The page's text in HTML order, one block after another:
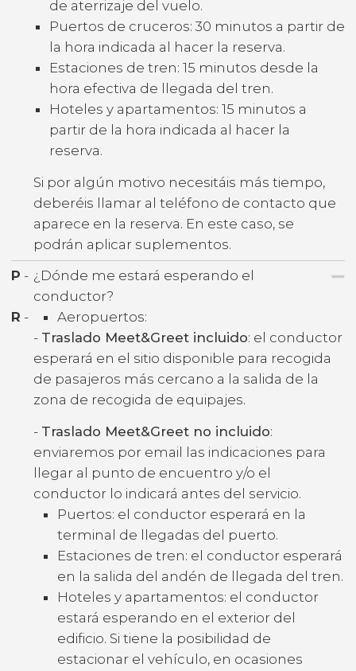
de aterrizaje del vuelo.
Puertos de cruceros: 30 minutos a partir de
la hora indicada al hacer la reserva.
Estaciones de tren: 15 minutos desde la
hora efectiva de llegada del tren.
Hoteles y apartamentos: 15 minutos a
partir de la hora indicada al hacer la
reserva.
Si por algún motivo necesitáis más tiempo,
deberéis llamar al teléfono de contacto que
aparece en la reserva. En este caso, se
podrán aplicar suplementos.
P - ¿Dónde me estará esperando el
conductor?
R -
Aeropuertos:
- Traslado Meet&Greet incluido: el conductor
esperará en el sitio disponible para recogida
de pasajeros más cercano a la salida de la
zona de recogida de equipajes.
- Traslado Meet&Greet no incluido:
enviaremos por email las indicaciones para
llegar al punto de encuentro y/o el
conductor lo indicará antes del servicio.
Puertos: el conductor esperará en la
terminal de llegadas del puerto.
Estaciones de tren: el conductor esperará
en la salida del andén de llegada del tren.
Hoteles y apartamentos: el conductor
estará esperando en el exterior del
edificio. Si tiene la posibilidad de
estacionar el vehículo, en ocasiones